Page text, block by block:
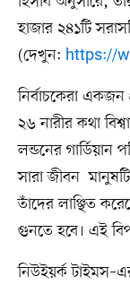
হাজার ২৪১টি
(দেখুন: https://
নির্বাচকেরা একজন
২৬ নারীর কথা
লন্ডনের গার্ডিয়ান
সারা জীবন
তাঁদের লাঞ্ছিত
গুনতে হবে। এই
নিউইয়র্ক